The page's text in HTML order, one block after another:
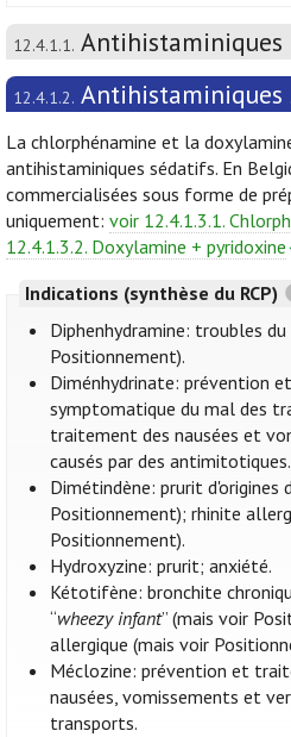
12.4.1.1. Antihistaminiques
12.4.1.2. Antihistaminiques
La chlorphénamine et la
antihistaminiques sédatifs. En
commercialisées sous forme de
uniquement: voir 12.4.1.3.1.
12.4.1.3.2. Doxylamine + pyridoxine
Indications (synthèse du RCP)
Diphenhydramine: troubles
Positionnement).
Diménhydrinate: prévention
symptomatique du mal des
traitement des nausées et
causés par des antimitotiques.
Dimétindène: prurit d'origines
Positionnement); rhinite
Positionnement).
Hydroxyzine: prurit; anxiété.
Kétotifène: bronchite
“wheezy infant” (mais voir
allergique (mais voir
Méclozine: prévention et
nausées, vomissements et
transports.